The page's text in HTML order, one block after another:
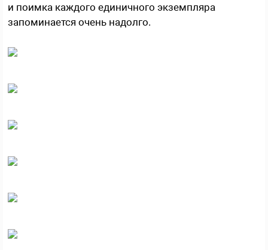
и поимка каждого единичного экземпляра
запоминается очень надолго.